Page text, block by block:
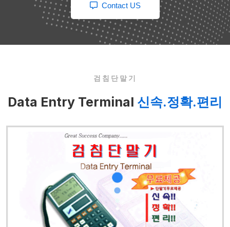
Contact US
검침단말기
Data Entry Terminal 신속.정확.편리